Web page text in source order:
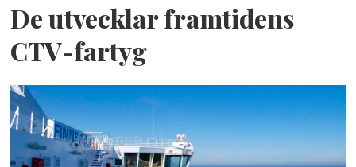
De utvecklar framtidens
CTV-fartyg